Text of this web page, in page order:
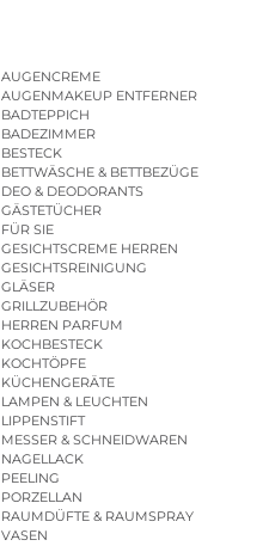
AUGENCREME
AUGENMAKEUP ENTFERNER
BADTEPPICH
BADEZIMMER
BESTECK
BETTWÄSCHE & BETTBEZÜGE
DEO & DEODORANTS
GÄSTETÜCHER
FÜR SIE
GESICHTSCREME HERREN
GESICHTSREINIGUNG
GLÄSER
GRILLZUBEHÖR
HERREN PARFUM
KOCHBESTECK
KOCHTÖPFE
KÜCHENGERÄTE
LAMPEN & LEUCHTEN
LIPPENSTIFT
MESSER & SCHNEIDWAREN
NAGELLACK
PEELING
PORZELLAN
RAUMDÜFTE & RAUMSPRAY
VASEN